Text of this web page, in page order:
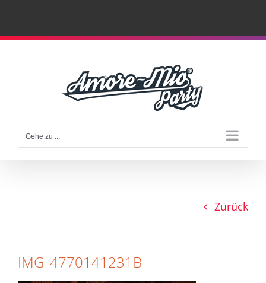
Zum
Gehe zu ...
Zurück
IMG_4770141231B